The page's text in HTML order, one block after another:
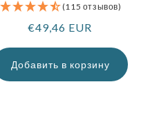
(115 отзывов)
Обычная
€49,46 EUR
Добавить в корзину